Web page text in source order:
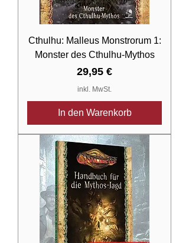
Cthulhu: Malleus Monstrorum 1:
Monster des Cthulhu-Mythos
Preis
29,95 €
inkl. MwSt.
In den Warenkorb